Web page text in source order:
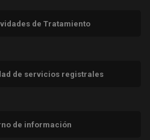
de Tratamiento
de servicios registrales
de información